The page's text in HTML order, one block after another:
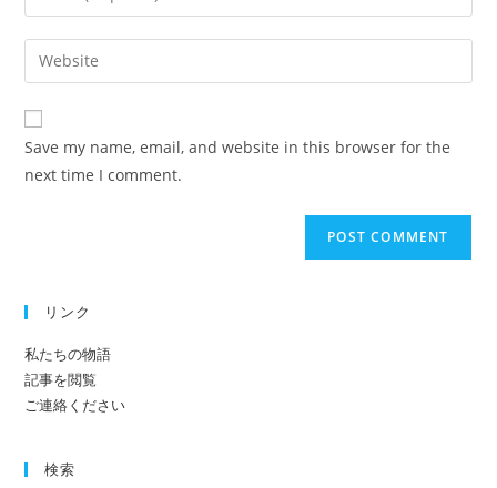
comment
your
email
address
comment
Enter
your
website
URL
(optional)
Save my name, email, and website in this browser for the
next time I comment.
リンク
私たちの物語
記事を閲覧
ご連絡ください
検索